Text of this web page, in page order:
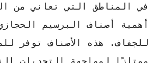
في المناطق التي تعاني من
أهمية أصناف البرسيم
للجفاف. هذه الأصناف توفر
ممتازًا لمواجهة التحديات